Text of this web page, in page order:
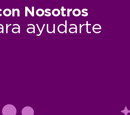
Nosotros
ayudarte